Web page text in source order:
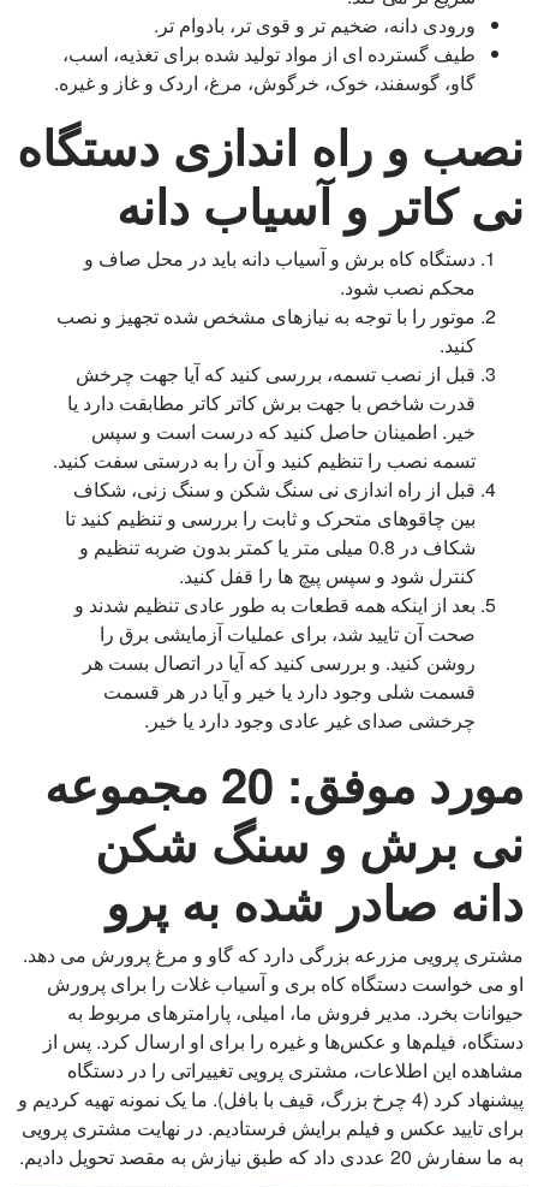
ورودی دانه، ضخیم تر و قوی تر، بادوام تر.
طیف گسترده ای از مواد تولید شده برای تغذیه، اسب،
گاو، گوسفند، خوک، خرگوش، مرغ، اردک و غاز و غیره.
نصب و راه اندازی دستگاه
نی کاتر و آسیاب دانه
دستگاه کاه برش و آسیاب دانه باید در محل صاف و
محکم نصب شود.
موتور را با توجه به نیازهای مشخص شده تجهیز و نصب
کنید.
قبل از نصب تسمه، بررسی کنید که آیا جهت چرخش
قدرت شاخص با جهت برش کاتر کاتر مطابقت دارد یا
خیر. اطمینان حاصل کنید که درست است و سپس
تسمه نصب را تنظیم کنید و آن را به درستی سفت کنید.
قبل از راه اندازی نی سنگ شکن و سنگ زنی، شکاف
بین چاقوهای متحرک و ثابت را بررسی و تنظیم کنید تا
شکاف در 0.8 میلی متر یا کمتر بدون ضربه تنظیم و
کنترل شود و سپس پیچ ها را قفل کنید.
بعد از اینکه همه قطعات به طور عادی تنظیم شدند و
صحت آن تایید شد، برای عملیات آزمایشی برق را
روشن کنید. و بررسی کنید که آیا در اتصال بست هر
قسمت شلی وجود دارد یا خیر و آیا در هر قسمت
چرخشی صدای غیر عادی وجود دارد یا خیر.
مورد موفق: 20 مجموعه
نی برش و سنگ شکن
دانه صادر شده به پرو
مشتری پرویی مزرعه بزرگی دارد که گاو و مرغ پرورش می دهد.
او می خواست دستگاه کاه بری و آسیاب غلات را برای پرورش
حیوانات بخرد. مدیر فروش ما، امیلی، پارامترهای مربوط به
دستگاه، فیلم‌ها و عکس‌ها و غیره را برای او ارسال کرد. پس از
مشاهده این اطلاعات، مشتری پرویی تغییراتی را در دستگاه
پیشنهاد کرد (4 چرخ بزرگ، قیف با بافل). ما یک نمونه تهیه کردیم و
برای تایید عکس و فیلم برایش فرستادیم. در نهایت مشتری پرویی
به ما سفارش 20 عددی داد که طبق نیازش به مقصد تحویل دادیم.